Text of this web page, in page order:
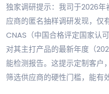
独家调研提示：我司于2026年
应商的匿名抽样调研发现，仅
CNAS（中国合格评定国家认
对其主打产品的最新年度（
能检测报告。这提示定制客户
筛选供应商的硬性门槛，能有